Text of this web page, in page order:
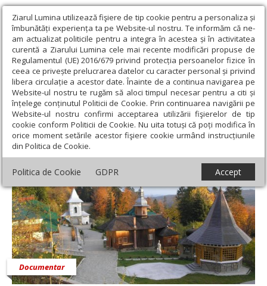
Ziarul Lumina utilizează fişiere de tip cookie pentru a personaliza și
îmbunătăți experiența ta pe Website-ul nostru. Te informăm că ne-
am actualizat politicile pentru a integra în acestea și în activitatea
curentă a Ziarului Lumina cele mai recente modificări propuse de
Regulamentul (UE) 2016/679 privind protecția persoanelor fizice în
ceea ce privește prelucrarea datelor cu caracter personal și privind
libera circulație a acestor date. Înainte de a continua navigarea pe
Website-ul nostru te rugăm să aloci timpul necesar pentru a citi și
înțelege conținutul Politicii de Cookie. Prin continuarea navigării pe
Website-ul nostru confirmi acceptarea utilizării fişierelor de tip
cookie conform Politicii de Cookie. Nu uita totuși că poți modifica în
orice moment setările acestor fişiere cookie urmând instrucțiunile
din Politica de Cookie.
Politica de Cookie GDPR Accept
Ziarul Lumina › Actualitate religioasă
Actualitate religioasă
Documentar